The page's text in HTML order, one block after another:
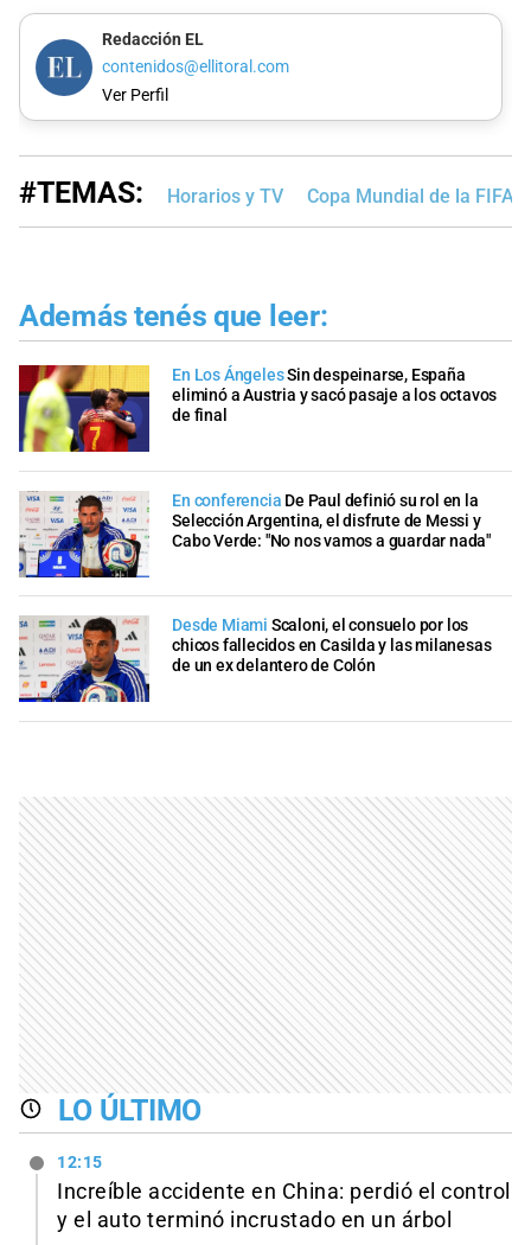
Redacción EL
contenidos@ellitoral.com
Ver Perfil
#TEMAS: Horarios y TV Copa Mundial de la FIFA
Además tenés que leer:
En Los ÁngelesSin despeinarse, España
eliminó a Austria y sacó pasaje a los octavos
de final
En conferencia De Paul definió su rol en la
Selección Argentina, el disfrute de Messi y
Cabo Verde: "No nos vamos a guardar nada"
Desde Miami Scaloni, el consuelo por los
chicos fallecidos en Casilda y las milanesas
de un ex delantero de Colón
LO ÚLTIMO
12:15
Increíble accidente en China: perdió el control
y el auto terminó incrustado en un árbol